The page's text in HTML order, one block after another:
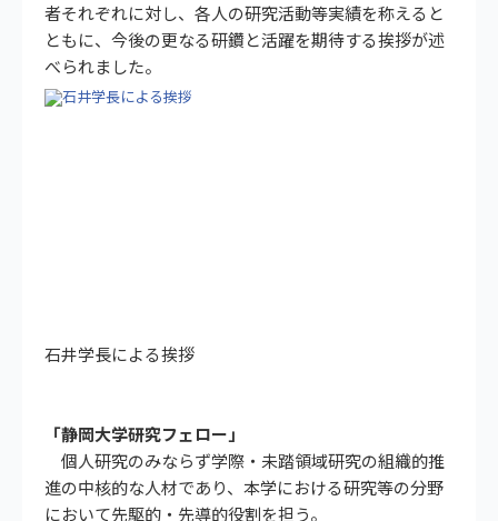
者それぞれに対し、各人の研究活動等実績を称えると
ともに、今後の更なる研鑽と活躍を期待する挨拶が述
べられました。
石井学長による挨拶
「静岡大学研究フェロー」
個人研究のみならず学際・未踏領域研究の組織的推
進の中核的な人材であり、本学における研究等の分野
において先駆的・先導的役割を担う。